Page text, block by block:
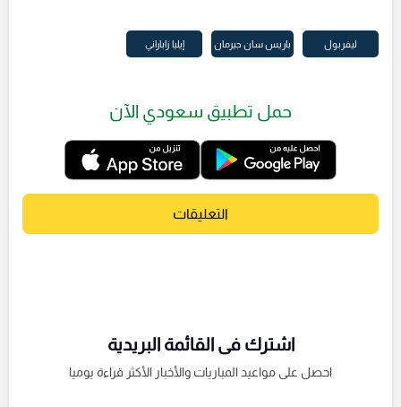
ليفربول باريس سان جيرمان إيليا زاباراني
حمل تطبيق سعودي الآن
التعليقات
اشترك فى القائمة البريدية
احصل على مواعيد المباريات والأخبار الأكثر قراءة يوميا